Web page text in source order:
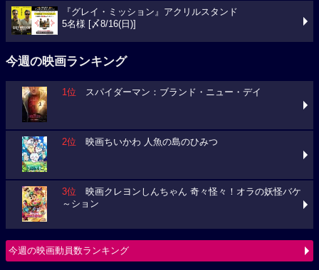
『グレイ・ミッション』アクリルスタンド
5名様 [〆8/16(日)]
今週の映画ランキング
1位 スパイダーマン：ブランド・ニュー・デイ
2位 映画ちいかわ 人魚の島のひみつ
3位 映画クレヨンしんちゃん 奇々怪々！オラの妖怪バケ
～ション
今週の映画動員数ランキング